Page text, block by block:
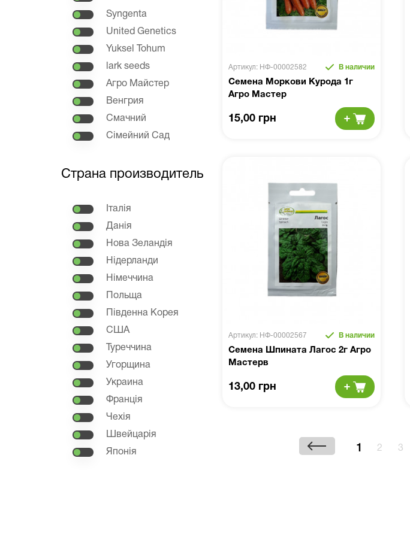
Syngenta
United Genetics
Yuksel Tohum
lark seeds
Агро Майстер
Венгрия
Смачний
Сімейний Сад
Страна производитель
Італія
Данія
Нова Зеландія
Нідерланди
Німеччина
Польща
Південна Корея
США
Туреччина
Угорщина
Украина
Франція
Чехія
Швейцарія
Японія
Артикул: НФ-00002582 В наличии
Семена Моркови Курода 1г
Агро Мастер
15,00 грн
Артикул: НФ-00002567 В наличии
Семена Шпината Лагос 2г Агро
Мастерв
13,00 грн
1 2 3